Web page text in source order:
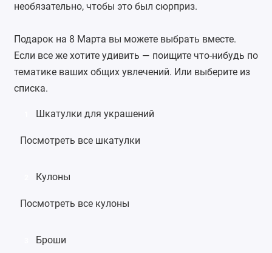
необязательно, чтобы это был сюрприз.
Подарок на 8 Марта вы можете выбрать вместе.
Если все же хотите удивить — поищите что-нибудь по
тематике ваших общих увлечений. Или выберите из
списка.
Шкатулки для украшений
Посмотреть все шкатулки
Кулоны
Посмотреть все кулоны
Броши